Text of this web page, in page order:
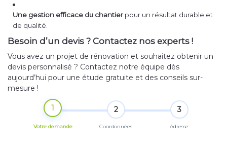
Une gestion efficace du chantierpour un résultat durable et
de qualité.
Besoin d’un devis ? Contactez nos experts !
Vous avez un projet de rénovation et souhaitez obtenir un
devis personnalisé ? Contactez notre équipe dès
aujourd’hui pour une étude gratuite et des conseils sur-
mesure !
1
Votre demande
2
Coordonnées
3
Adresse